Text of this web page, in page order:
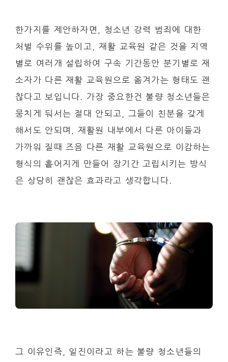
한가지를 제안하자면, 청소년 강력 범죄에 대한
처벌 수위를 높이고, 재활 교육원 같은 것을 지역
별로 여러개 설립하여 구속 기간동안 분기별로 재
소자가 다른 재활 교육원으로 옮겨가는 형태도 괜
찮다고 보입니다. 가장 중요한건 불량 청소년들은
뭉치게 둬서는 절대 안되고, 그들이 친분을 갖게
해서도 안되며, 재활원 내부에서 다른 아이들과
가까워 질때 즈음 다른 재활 교육원으로 이감하는
형식의 흩어지게 만들어 장기간 고립시키는 방식
은 상당히 괜찮은 효과라고 생각합니다.
그 이유인즉, 일진이라고 하는 불량 청소년들의